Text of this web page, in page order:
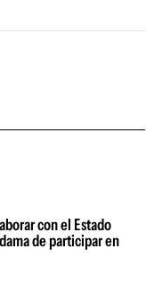
con el Estado
de participar en